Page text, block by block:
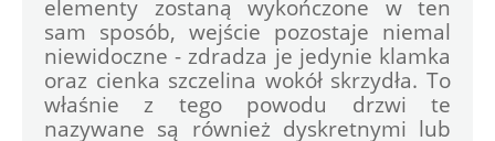
elementy zostaną wykończone w ten
sam sposób, wejście pozostaje niemal
niewidoczne - zdradza je jedynie klamka
oraz cienka szczelina wokół skrzydła. To
właśnie z tego powodu drzwi te
nazywane są również dyskretnymi lub